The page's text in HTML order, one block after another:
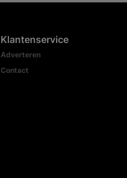
Klantenservice
Adverteren
Contact